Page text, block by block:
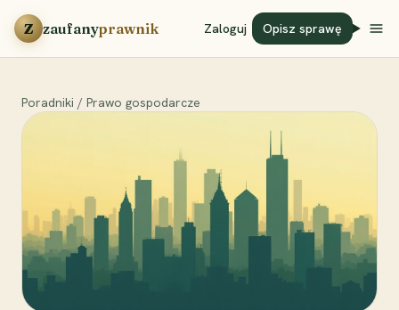
Przejdź do treści
Z zaufanyprawnik Zaloguj Opisz sprawę
Poradniki / Prawo gospodarcze